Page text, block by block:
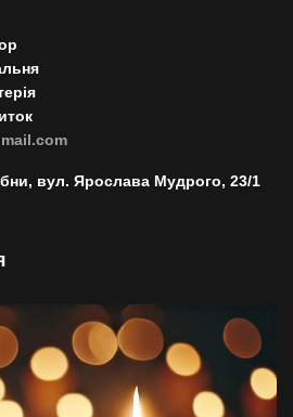
вул. Ярослава Мудрого, 23/1